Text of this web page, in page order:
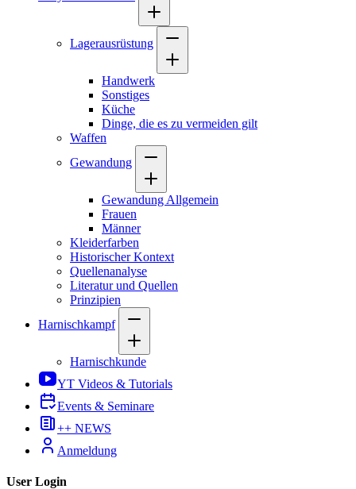
Lagerausrüstung
Handwerk
Sonstiges
Küche
Dinge, die es zu vermeiden gilt
Waffen
Gewandung
Gewandung Allgemein
Frauen
Männer
Kleiderfarben
Historischer Kontext
Quellenanalyse
Literatur und Quellen
Prinzipien
Harnischkampf
Harnischkunde
YT Videos & Tutorials
Events & Seminare
++ NEWS
Anmeldung
User Login